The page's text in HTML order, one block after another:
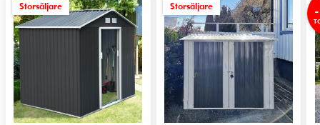
Storsäljare Storsäljare